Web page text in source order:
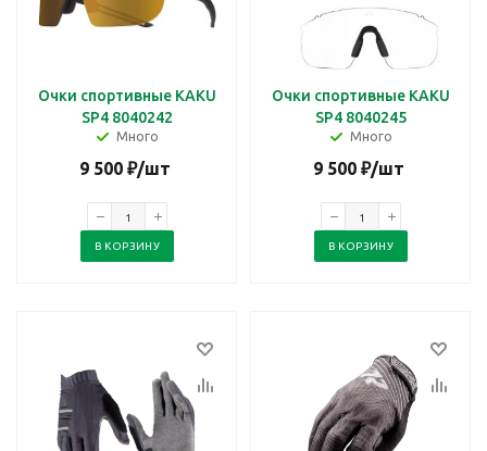
Очки спортивные KAKU
SP4 8040242
Много
9 500 ₽/шт
В КОРЗИНУ
Очки спортивные KAKU
SP4 8040245
Много
9 500 ₽/шт
В КОРЗИНУ